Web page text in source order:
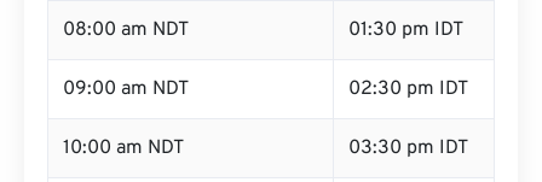
08:00 am NDT 01:30 pm IDT
09:00 am NDT 02:30 pm IDT
10:00 am NDT 03:30 pm IDT